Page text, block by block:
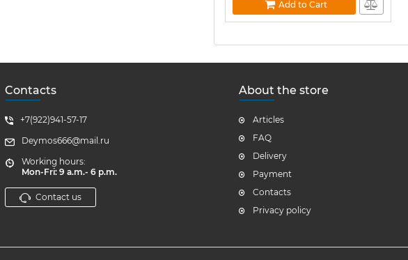
Add to Cart
Contacts
+7(922)941-57-17
Deymos666@mail.ru
Working hours:
Mon-Fri: 9 a.m.- 6 p.m.
Contact us
About the store
Articles
FAQ
Delivery
Payment
Contacts
Privacy policy